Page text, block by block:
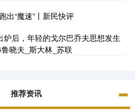
出“魔速”丨新民快评
炉后，年轻的戈尔巴乔夫思想发生
晓夫_斯大林_苏联
推荐资讯